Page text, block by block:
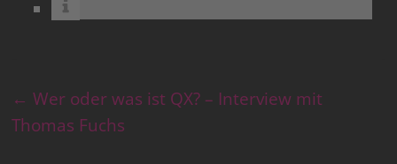
← Wer oder was ist QX? – Interview mit
Thomas Fuchs